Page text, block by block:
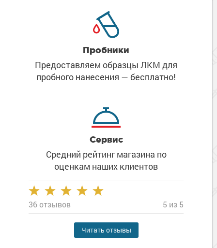
Пробники
Предоставляем образцы ЛКМ для
пробного нанесения — бесплатно!
Сервис
Средний рейтинг магазина по
оценкам наших клиентов
36 отзывов 5 из 5
Читать отзывы